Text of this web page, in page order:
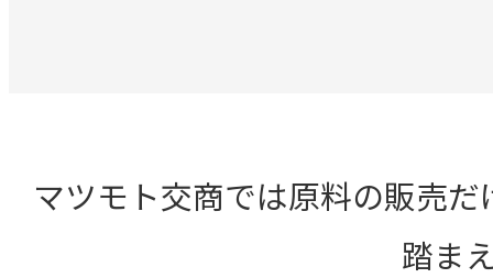
マツモト交商では原料の販売
踏ま